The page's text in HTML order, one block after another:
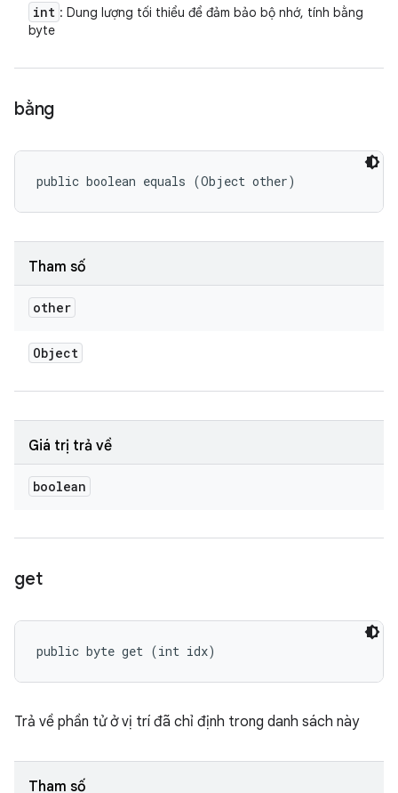
int : Dung lượng tối thiểu để đảm bảo bộ nhớ, tính bằng
byte
bằng
public boolean equals (Object other)
Tham số
other
Object
Giá trị trả về
boolean
get
public byte get (int idx)
Trả về phần tử ở vị trí đã chỉ định trong danh sách này
Tham số